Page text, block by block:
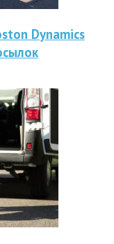
Dynamics